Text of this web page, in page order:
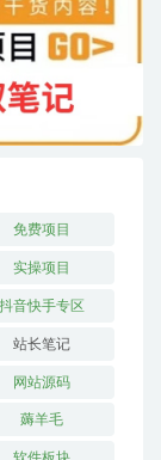
免费项目
实操项目
抖音快手专区
站长笔记
网站源码
薅羊毛